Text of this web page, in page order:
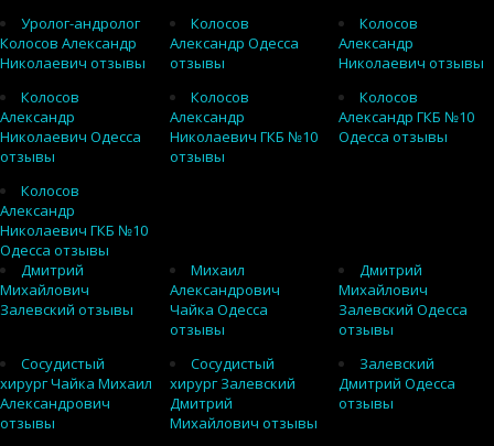
Уролог-андролог
Колосов Александр
Николаевич отзывы
Колосов
Александр Одесса
отзывы
Колосов
Александр
Николаевич отзывы
Колосов
Александр
Николаевич Одесса
отзывы
Колосов
Александр
Николаевич ГКБ №10
отзывы
Колосов
Александр ГКБ №10
Одесса отзывы
Колосов
Александр
Николаевич ГКБ №10
Одесса отзывы
Дмитрий
Михайлович
Залевский отзывы
Михаил
Александрович
Чайка Одесса
отзывы
Дмитрий
Михайлович
Залевский Одесса
отзывы
Сосудистый
хирург Чайка Михаил
Александрович
отзывы
Сосудистый
хирург Залевский
Дмитрий
Михайлович отзывы
Залевский
Дмитрий Одесса
отзывы